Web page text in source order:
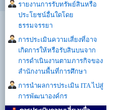
รายงานการรับทรัพย์สินหรือ
ประโยชน์อื่นใดโดย
ธรรมจรรยา
การประเมินความเสี่ยงที่อาจ
เกิดการให้หรือรับสินบนจาก
การดำเนินงานตามภารกิจของ
สำนักงานพื้นที่การศึกษา
การนำผลการประเมิน ITA ไปสู่
การพัฒนาองค์กร